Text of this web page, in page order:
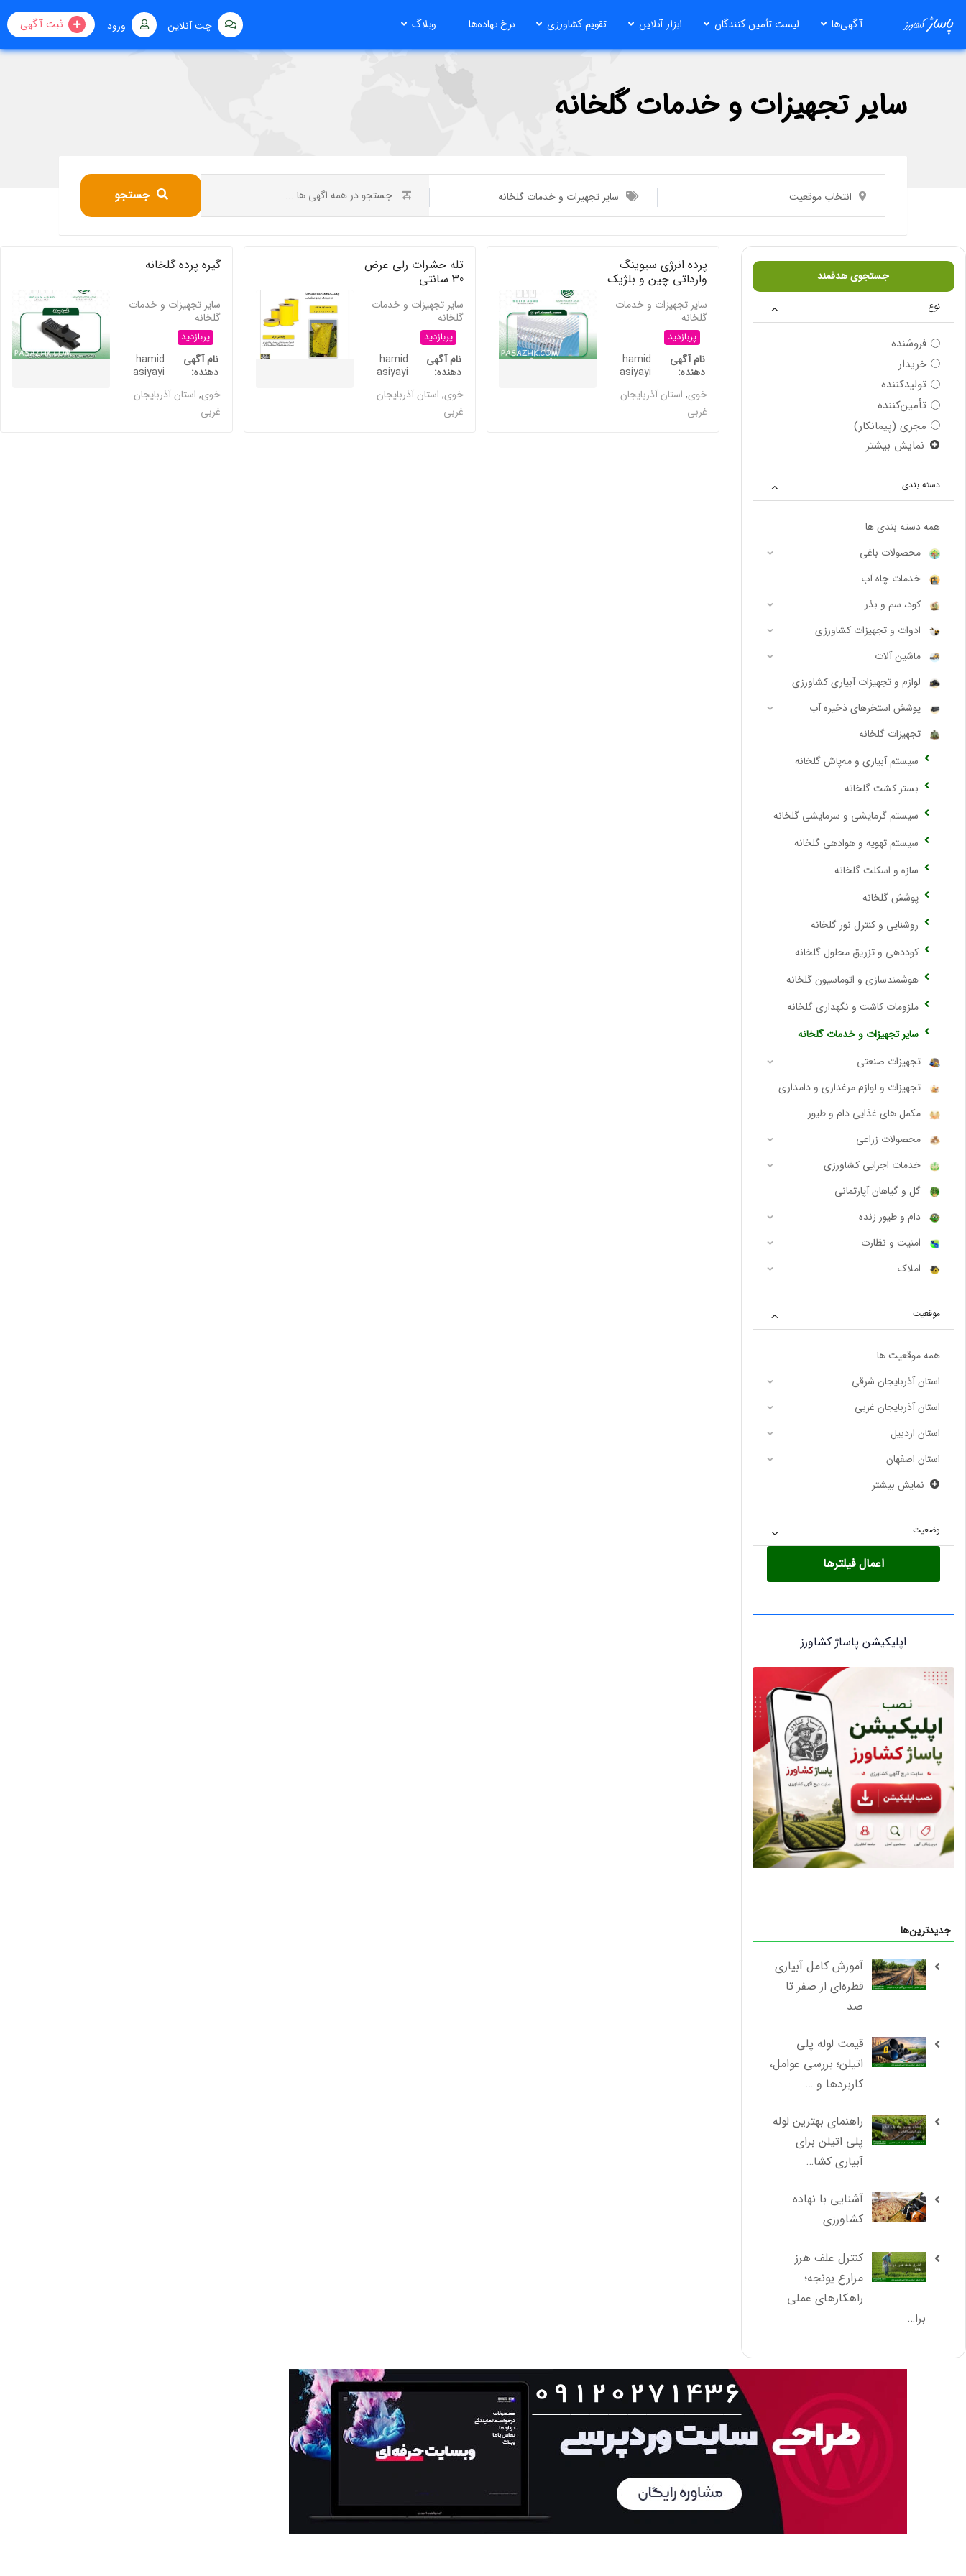
محتوا
ثبت آگهی ورود چت آنلاین آگهی‌ها لیست تأمین کنندگان ابزار آنلاین تقویم کشاورزی نرخ نهاده‌ها وبلاگ
سایر تجهیزات و خدمات گلخانه
انتخاب موقعیت سایر تجهیزات و خدمات گلخانه جستجو
جستجوی هدفمند
نوع
فروشنده
خریدار
تولیدکننده
تأمین‌کننده
مجری (پیمانکار)
نمایش بیشتر
دسته بندی
همه دسته بندی ها
محصولات باغی
خدمات چاه آب
کود، سم و بذر
ادوات و تجهیزات کشاورزی
ماشین آلات
لوازم و تجهیزات آبیاری کشاورزی
پوشش استخرهای ذخیره آب
تجهیزات گلخانه
سیستم آبیاری و مه‌پاش گلخانه
بستر کشت گلخانه
سیستم گرمایشی و سرمایشی گلخانه
سیستم تهویه و هوادهی گلخانه
سازه و اسکلت گلخانه
پوشش گلخانه
روشنایی و کنترل نور گلخانه
کوددهی و تزریق محلول گلخانه
هوشمندسازی و اتوماسیون گلخانه
ملزومات کاشت و نگهداری گلخانه
سایر تجهیزات و خدمات گلخانه
تجهیزات صنعتی
تجهیزات و لوازم مرغداری و دامداری
مکمل های غذایی دام و طیور
محصولات زراعی
خدمات اجرایی کشاورزی
گل و گیاهان آپارتمانی
دام و طیور زنده
امنیت و نظارت
املاک
موقعیت
همه موقعیت ها
استان آذربایجان شرقی
استان آذربایجان غربی
استان اردبیل
استان اصفهان
نمایش بیشتر
وضعیت
اعمال فیلترها
اپلیکیشن پاساژ کشاورز
جدیدترین‌ها
آموزش کامل آبیاری
قطره‌ای از صفر تا
صد
قیمت لوله پلی
اتیلن؛ بررسی عوامل،
کاربردها و …
راهنمای بهترین لوله
پلی اتیلن برای
آبیاری کشا…
آشنایی با نهاده
کشاورزی
کنترل علف هرز
مزارع یونجه؛
راهکارهای عملی
برا…
پرده انرژی سیوینگ
وارداتی چین و بلژیک
سایر تجهیزات و خدمات
گلخانه
پربازدید
نام آگهی
دهنده
hamid
asiyayi
خوی, استان آذربایجان
غربی
تله حشرات رلی عرض
30 سانتی
سایر تجهیزات و خدمات
گلخانه
پربازدید
نام آگهی
دهنده
hamid
asiyayi
خوی, استان آذربایجان
غربی
گیره پرده گلخانه
سایر تجهیزات و خدمات
گلخانه
پربازدید
نام آگهی
دهنده
hamid
asiyayi
خوی, استان آذربایجان
غربی